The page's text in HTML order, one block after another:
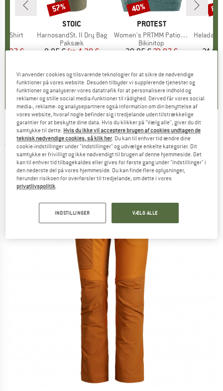
T-Shirt
pris
€
MÆRKE
STOIC
Artikel
HarnosandSt. II Dry Bag
Produktgruppe
Paksæk
Pris
9,95 € Nedsat pris
fra4,28 €
5,0(2)
Rabat
57%
MÆRKE
PROTEST
Artikel
Women's PRTMM Patio Triangle
Produktgruppe
Bikinitop
Pris
39,95 €Nedsat pris
23,97 €
4,9(23)
Rabat
40%
Artikel
HeladagenSt.
24,95
LUNDHAGS -Kid's Fulu Stretch Hybrid Pant -
Trekking bukser
(0)
Vi anvender cookies og tilsvarende teknologier for at sikre de nødvendige
funktioner på vores website. Desuden tilbyder vi supplerende tjenester og
funktioner og analyserer vores datatrafik for at personalisere indhold og
reklamer og stille social media-funktioner til rådighed. Derved får vores social
media-, reklame- og analysepartnere også information om din benyttelse af
vores website, hvoraf nogle befinder sig i tredjelande uden tilstrækkelige
garantier for at beskytte dine data. Hvis du klikker på "Vælg alle", giver du dit
samtykke til dette. Hvis du ikke vil acceptere brugen af cookies undtagen de
teknisk nødvendige cookies, så klik her . Du kan til enhver tid ændre dine
cookie-indstillinger under "Indstillinger" og udvælge enkelte kategorier. Dit
samtykke er frivilligt og ikke nødvendigt til brugen af denne hjemmeside. Det
kan til enhver tid tilbagekaldes eller gives for første gang under "Indstillinger" i
den nederste del på vores hjemmeside. Du kan finde flere oplysninger,
herunder risikoen for overførsler til tredjelande, om dette i vores
privatlivspolitik
INDSTILLINGER VÆLG ALLE